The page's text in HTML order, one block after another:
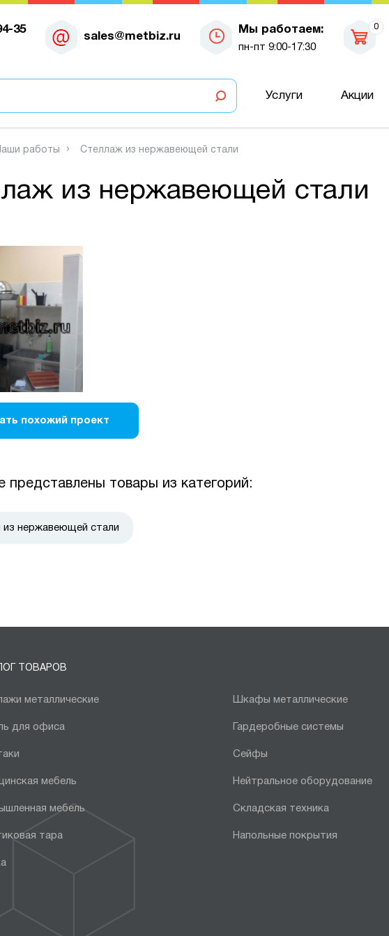
35
sales@metbiz.ru
Мы работаем:
пн-пт 9:00-17:30
0
Услуги Акции
работы Стеллаж из нержавеющей стали
из нержавеющей стали
похожий проект
представлены товары из категорий:
из нержавеющей стали
ТОВАРОВ
металлические Шкафы металлические
для офиса Гардеробные системы
Сейфы
мебель Нейтральное оборудование
мебель Складская техника
тара Напольные покрытия